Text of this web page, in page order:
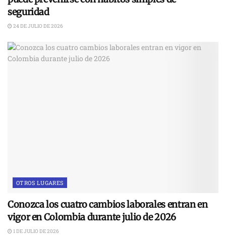
seguridad
24 DE JULIO DE 2026
OTROS LUGARES
Conozca los cuatro cambios laborales entran en
vigor en Colombia durante julio de 2026
1 DE JULIO DE 2026